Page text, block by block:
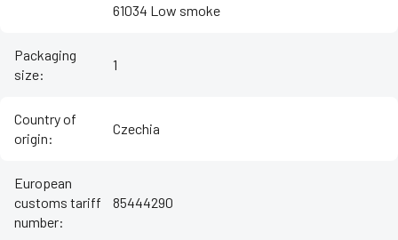
61034 Low smoke
Packaging
size:
1
Country of
origin:
Czechia
European
customs tariff
number:
85444290